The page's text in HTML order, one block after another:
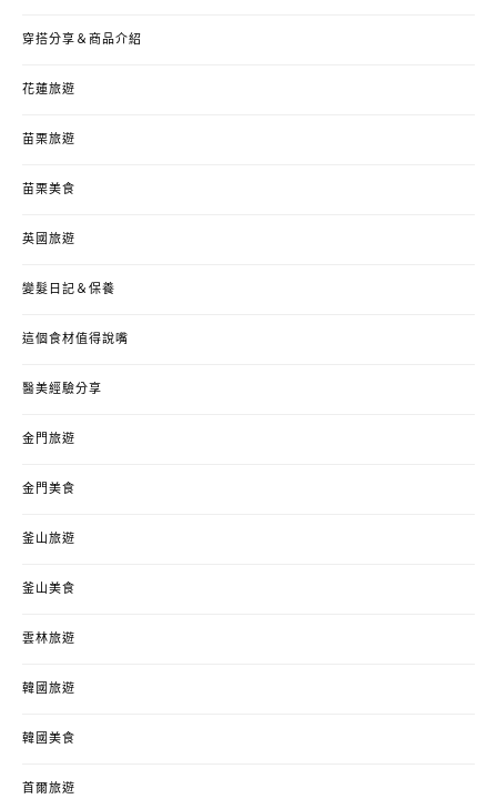
穿搭分享＆商品介紹
花蓮旅遊
苗栗旅遊
苗栗美食
英國旅遊
變髮日記＆保養
這個食材值得說嘴
醫美經驗分享
金門旅遊
金門美食
釜山旅遊
釜山美食
雲林旅遊
韓國旅遊
韓國美食
首爾旅遊